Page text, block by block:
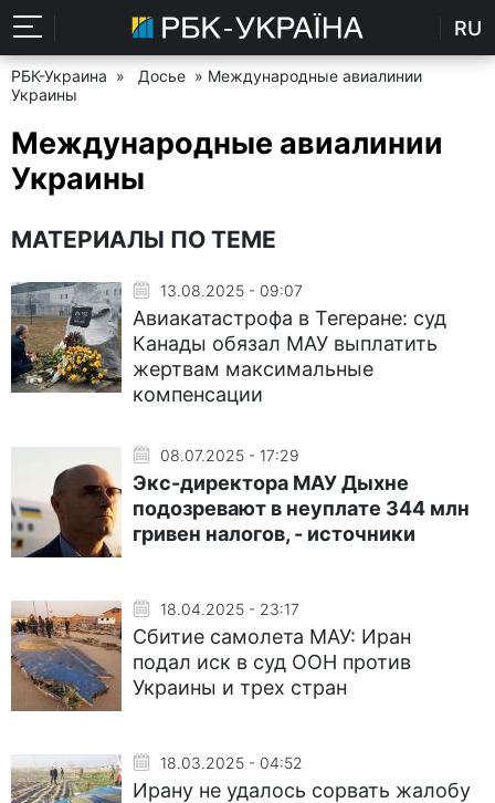
RU
РБК-Украина » Досье » Международные авиалинии
Украины
Международные авиалинии
Украины
МАТЕРИАЛЫ ПО ТЕМЕ
13.08.2025 - 09:07
Авиакатастрофа в Тегеране: суд
Канады обязал МАУ выплатить
жертвам максимальные
компенсации
08.07.2025 - 17:29
Экс-директора МАУ Дыхне
подозревают в неуплате 344 млн
гривен налогов, - источники
18.04.2025 - 23:17
Сбитие самолета МАУ: Иран
подал иск в суд ООН против
Украины и трех стран
18.03.2025 - 04:52
Ирану не удалось сорвать жалобу